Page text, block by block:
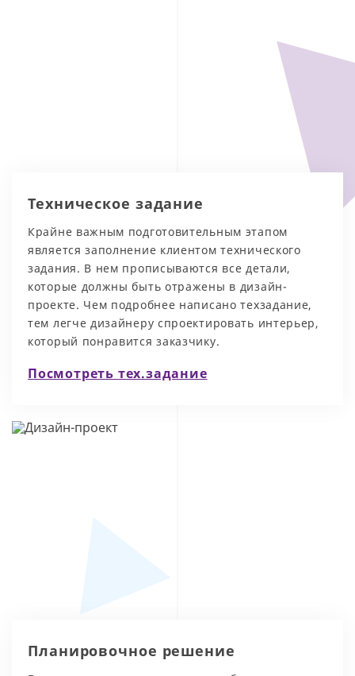
Техническое задание
Крайне важным подготовительным этапом
является заполнение клиентом технического
задания. В нем прописываются все детали,
которые должны быть отражены в дизайн-
проекте. Чем подробнее написано техзадание,
тем легче дизайнеру спроектировать интерьер,
который понравится заказчику.
Посмотреть тех.задание
Планировочное решение